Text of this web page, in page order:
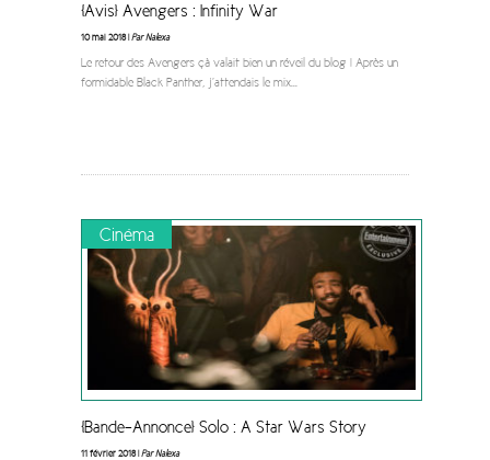
[Avis] Avengers : Infinity War
10 mai 2018 |Par Nalexa
Le retour des Avengers çà valait bien un réveil du blog ! Après un
formidable Black Panther, j’attendais le mix...
Cinéma
[Bande-Annonce] Solo : A Star Wars Story
11 février 2018 |Par Nalexa